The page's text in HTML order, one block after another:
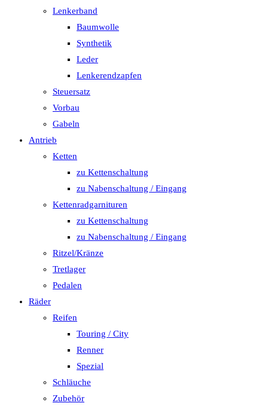
Lenkerband
Baumwolle
Synthetik
Leder
Lenkerendzapfen
Steuersatz
Vorbau
Gabeln
Antrieb
Ketten
zu Kettenschaltung
zu Nabenschaltung / Eingang
Kettenradgarnituren
zu Kettenschaltung
zu Nabenschaltung / Eingang
Ritzel/Kränze
Tretlager
Pedalen
Räder
Reifen
Touring / City
Renner
Spezial
Schläuche
Zubehör